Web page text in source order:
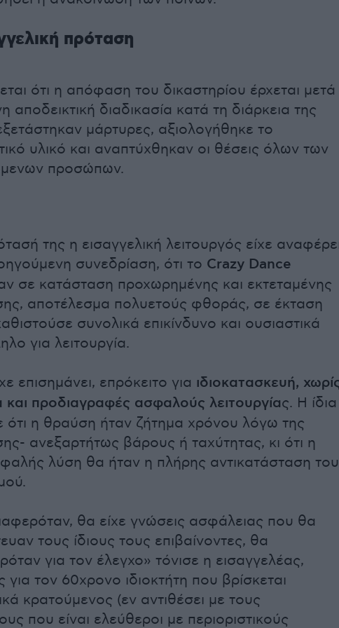
πρόταση
ότι η απόφαση του δικαστηρίου έρχεται μετά
αποδεικτική διαδικασία κατά τη διάρκεια της
μάρτυρες, αξιολογήθηκε το
υλικό και αναπτύχθηκαν οι θέσεις όλων των
προσώπων.
της η εισαγγελική λειτουργός είχε
συνεδρίαση, ότι το Crazy Dance
σε κατάσταση προχωρημένης και εκτεταμένης
αποτέλεσμα πολυετούς φθοράς, σε έκταση
συνολικά επικίνδυνο και ουσιαστικά
για λειτουργία.
επισημάνει, επρόκειτο για ιδιοκατασκευή,
και προδιαγραφές ασφαλούς λειτουργίας. Η ίδια
ότι η θραύση ήταν ζήτημα χρόνου λόγω της
ανεξαρτήτως βάρους ή ταχύτητας, κι ότι η
λύση θα ήταν η πλήρης αντικατάσταση του
θα είχε γνώσεις ασφάλειας που θα
τους ίδιους τους επιβαίνοντες, θα
για τον έλεγχο» τόνισε η εισαγγελέας,
για τον 60χρονο ιδιοκτήτη που βρίσκεται
κρατούμενος (εν αντιθέσει με τους
που είναι ελεύθεροι με περιοριστικούς